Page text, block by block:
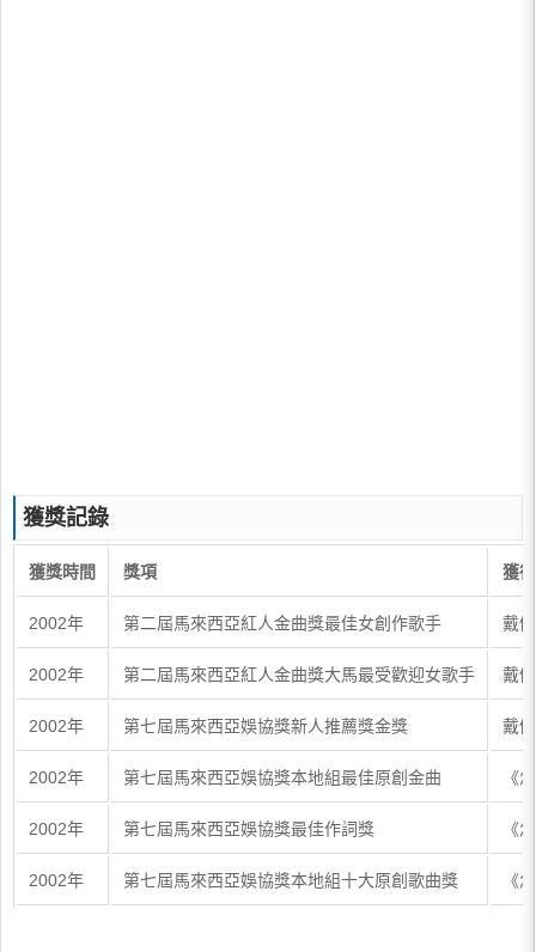
獲獎記錄
獲獎時間 獎項 獲
2002年 第二屆馬來西亞紅人金曲獎最佳女創作歌手 戴
2002年 第二屆馬來西亞紅人金曲獎大馬最受歡迎女歌手 戴
2002年 第七屆馬來西亞娛協獎新人推薦獎金獎 戴
2002年 第七屆馬來西亞娛協獎本地組最佳原創金曲 《
2002年 第七屆馬來西亞娛協獎最佳作詞獎 《
2002年 第七屆馬來西亞娛協獎本地組十大原創歌曲獎 《